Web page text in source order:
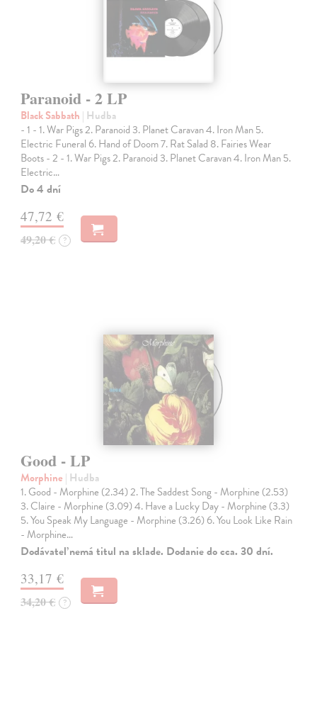
Paranoid - 2 LP
Black Sabbath | Hudba
- 1 - 1. War Pigs 2. Paranoid 3. Planet Caravan 4. Iron Man 5.
Electric Funeral 6. Hand of Doom 7. Rat Salad 8. Fairies Wear
Boots - 2 - 1. War Pigs 2. Paranoid 3. Planet Caravan 4. Iron Man 5.
Electric…
Do 4 dní
47,72 €
49,20 € ?
Good - LP
Morphine | Hudba
1. Good - Morphine (2.34) 2. The Saddest Song - Morphine (2.53)
3. Claire - Morphine (3.09) 4. Have a Lucky Day - Morphine (3.3)
5. You Speak My Language - Morphine (3.26) 6. You Look Like Rain
- Morphine…
Dodávateľ nemá titul na sklade. Dodanie do cca. 30 dní.
33,17 €
34,20 € ?